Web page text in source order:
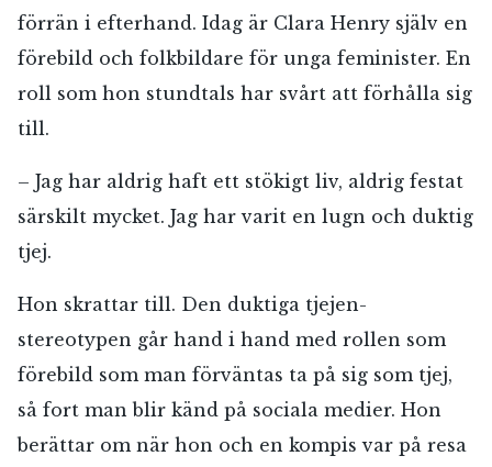
RÖSTA
E-post*
förrän i efterhand. Idag är Clara Henry själv en
förebild och folkbildare för unga feminister. En
roll som hon stundtals har svårt att förhålla sig
till.
– Jag har aldrig haft ett stökigt liv, aldrig festat
särskilt mycket. Jag har varit en lugn och duktig
tjej.
Hon skrattar till. Den duktiga tjejen-
stereotypen går hand i hand med rollen som
förebild som man förväntas ta på sig som tjej,
så fort man blir känd på sociala medier. Hon
berättar om när hon och en kompis var på resa